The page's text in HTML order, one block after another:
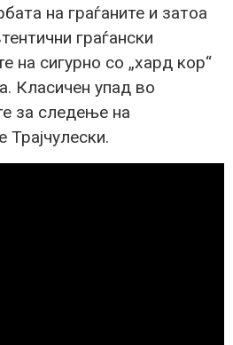
на граѓаните и затоа
граѓански
на сигурно со „хард кор“
Класичен упад во
за следење на
Трајчулески.